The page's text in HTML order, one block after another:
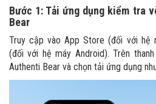
Bước 1: Tải ứng dụng kiểm tra
Bear
Truy cập vào App Store (đối với hệ
(đối với hệ máy Android). Trên
Authenti Bear và chọn tải ứng dụng